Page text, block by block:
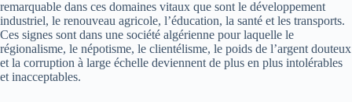
remarquable dans ces domaines vitaux que sont le développement
industriel, le renouveau agricole, l’éducation, la santé et les transports.
Ces signes sont dans une société algérienne pour laquelle le
régionalisme, le népotisme, le clientélisme, le poids de l’argent douteux
et la corruption à large échelle deviennent de plus en plus intolérables
et inacceptables.